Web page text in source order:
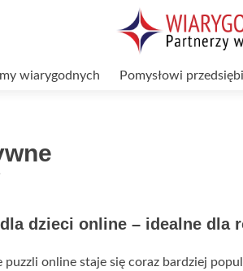
wiarygodnych Pomysłowi
dzieci online – idealne dla
puzzli online staje się coraz bardziej